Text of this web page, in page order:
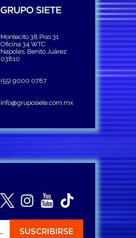
Montecito 38 Piso 31
Oficina 34 WTC
Napoles, Benito Juárez
03810
(55) 9000 0787
info@gruposiete.com.mx